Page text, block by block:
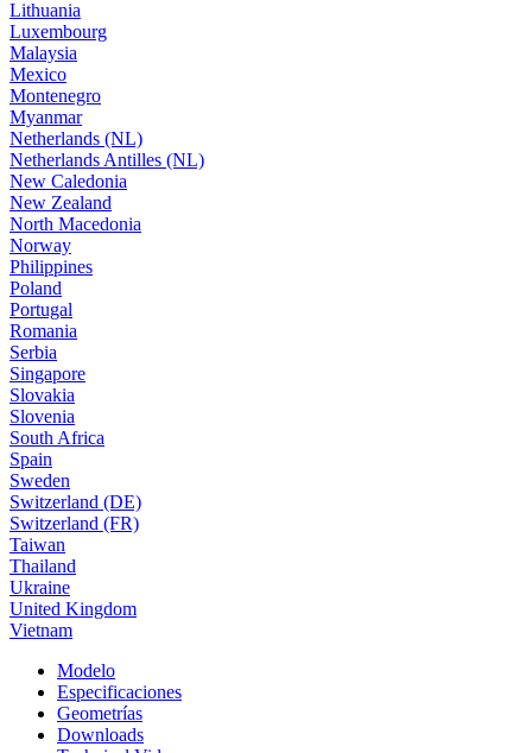
Lithuania
Luxembourg
Malaysia
Mexico
Montenegro
Myanmar
Netherlands (NL)
Netherlands Antilles (NL)
New Caledonia
New Zealand
North Macedonia
Norway
Philippines
Poland
Portugal
Romania
Serbia
Singapore
Slovakia
Slovenia
South Africa
Spain
Sweden
Switzerland (DE)
Switzerland (FR)
Taiwan
Thailand
Ukraine
United Kingdom
Vietnam
Modelo
Especificaciones
Geometrías
Downloads